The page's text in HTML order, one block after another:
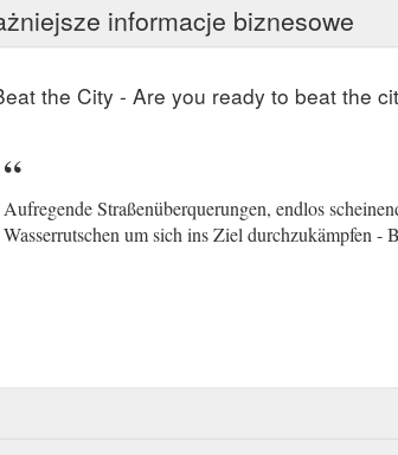
informacje biznesowe
the City - Are you ready to beat the
Aufregende Straßenüberquerungen, endlos
Wasserrutschen um sich ins Ziel durchzukämpfen -